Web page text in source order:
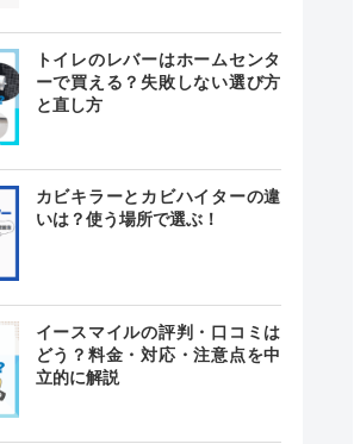
トイレのレバーはホームセンタ
ーで買える？失敗しない選び方
と直し方
カビキラーとカビハイターの違
いは？使う場所で選ぶ！
イースマイルの評判・口コミは
どう？料金・対応・注意点を中
立的に解説